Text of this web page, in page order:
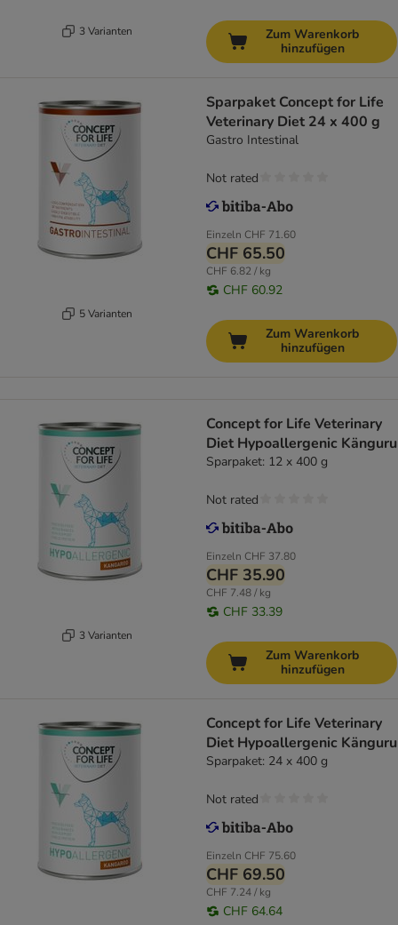
3 Varianten
Zum Warenkorb
hinzufügen
5 Varianten
Sparpaket Concept for Life
Veterinary Diet 24 x 400 g
Gastro Intestinal
Einzeln CHF 71.60
CHF 65.50
CHF 6.82 / kg
CHF 60.92
Not rated
Zum Warenkorb
hinzufügen
3 Varianten
Concept for Life Veterinary
Diet Hypoallergenic Känguru
Sparpaket: 12 x 400 g
Einzeln CHF 37.80
CHF 35.90
CHF 7.48 / kg
CHF 33.39
Not rated
Zum Warenkorb
hinzufügen
Concept for Life Veterinary
Diet Hypoallergenic Känguru
Sparpaket: 24 x 400 g
Einzeln CHF 75.60
CHF 69.50
CHF 7.24 / kg
CHF 64.64
Not rated